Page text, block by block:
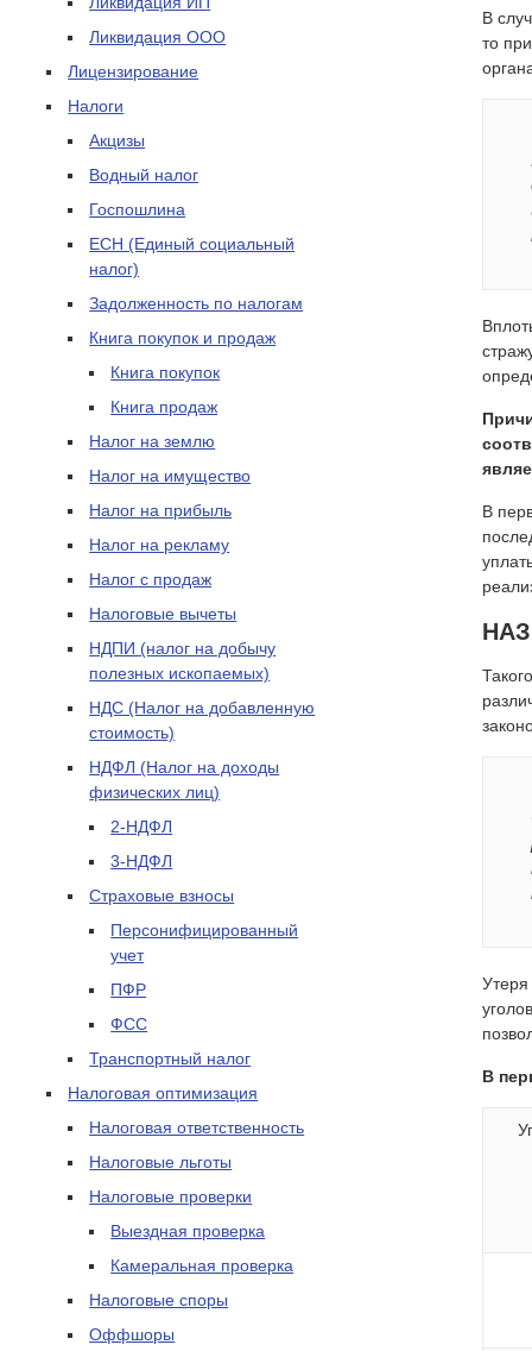
Ликвидация ООО
Лицензирование
Налоги
Акцизы
Водный налог
Госпошлина
ЕСН (Единый социальный
налог)
Задолженность по налогам
Книга покупок и продаж
Книга покупок
Книга продаж
Налог на землю
Налог на имущество
Налог на прибыль
Налог на рекламу
Налог с продаж
Налоговые вычеты
НДПИ (налог на добычу
полезных ископаемых)
НДС (Налог на добавленную
стоимость)
НДФЛ (Налог на доходы
физических лиц)
2-НДФЛ
3-НДФЛ
Страховые взносы
Персонифицированный
учет
ПФР
ФСС
Транспортный налог
Налоговая оптимизация
Налоговая ответственность
Налоговые льготы
Налоговые проверки
Выездная проверка
Камеральная проверка
Налоговые споры
Оффшоры
В
то
В
Утеря
В